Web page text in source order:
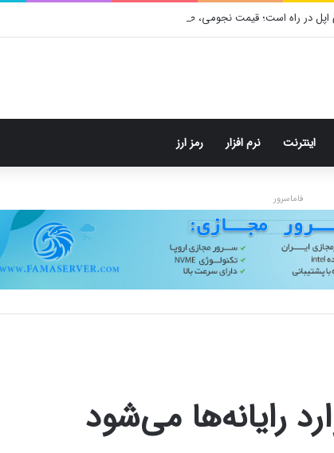
در راه است؛ قیمت نجومی، طراحی متفاوت و زمان رونمایی احتمالی
اینترنت نرم افزار رمز ارز
فاماسرور
رایانه‌ها می‌شود